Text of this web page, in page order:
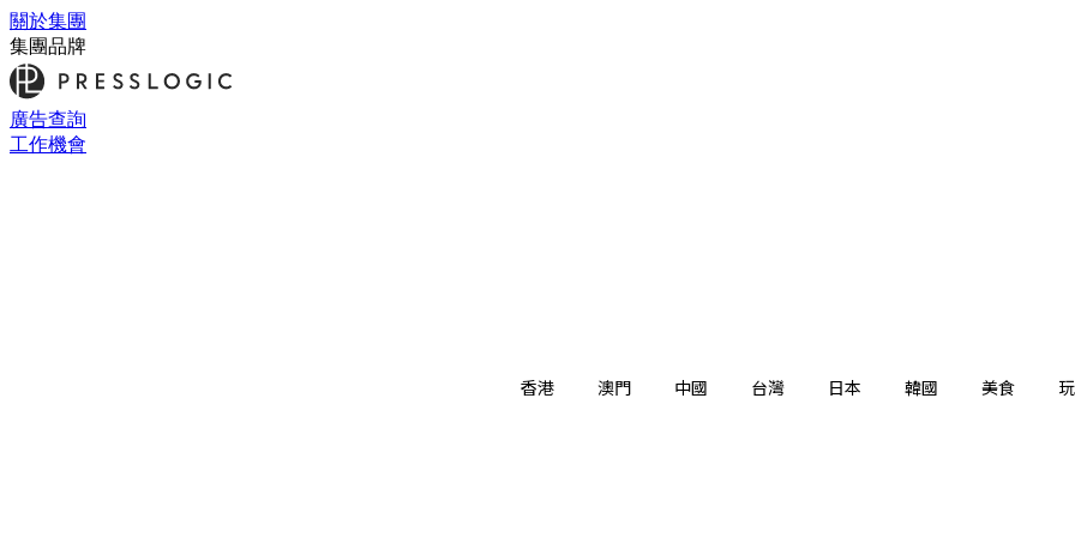
關於集團
集團品牌
廣告查詢
工作機會
香港 澳門 中國 台灣 日本 韓國 美食